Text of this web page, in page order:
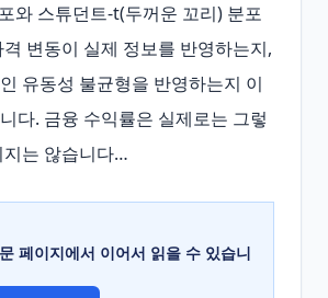
와 스튜던트‑t(두꺼운 꼬리) 분포
변동이 실제 정보를 반영하는지,
유동성 불균형을 반영하는지 이
다. 금융 수익률은 실제로는 그렇
지는 않습니다…
페이지에서 이어서 읽을 수 있습니